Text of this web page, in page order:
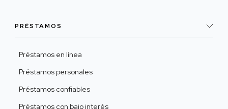
PRÉSTAMOS
Préstamos en línea
Préstamos personales
Préstamos confiables
Préstamos con bajo interés